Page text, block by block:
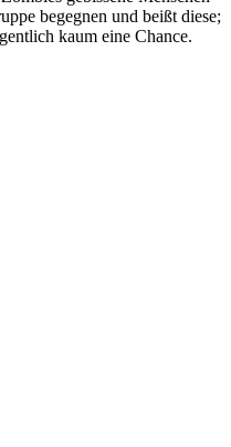
begegnen und beißt diese;
kaum eine Chance.